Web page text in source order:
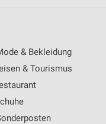
& Bekleidung
& Tourismus